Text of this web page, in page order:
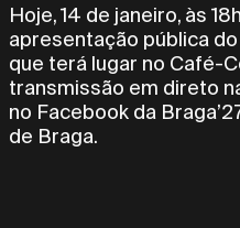
Hoje, 14 de janeiro, às
apresentação pública
que terá lugar no Café-
transmissão em direto
no Facebook da
de Braga.